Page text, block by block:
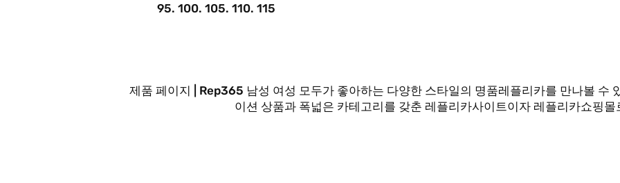
95. 100. 105. 110. 115
제품 페이지 | Rep365 남성 여성 모두가 좋아하는 다양한 스타일의 명품레플리카를 만나볼 수
이션 상품과 폭넓은 카테고리를 갖춘 레플리카사이트이자 레플리카쇼핑몰